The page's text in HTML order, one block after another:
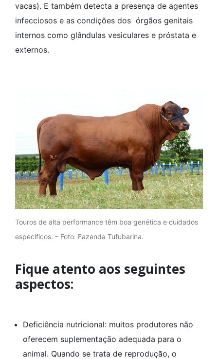
vacas). E também detecta a presença de agentes
infecciosos e as condições dos órgãos genitais
internos como glândulas vesiculares e próstata e
externos.
Touros de alta performance têm boa genética e cuidados
específicos. – Foto: Fazenda Tufubarina.
Fique atento aos seguintes
aspectos:
Deficiência nutricional: muitos produtores não
oferecem suplementação adequada para o
animal. Quando se trata de reprodução, o